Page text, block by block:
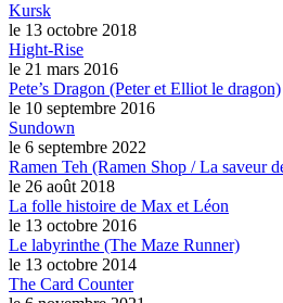
Kursk
le 13 octobre 2018
Hight-Rise
le 21 mars 2016
Pete’s Dragon (Peter et Elliot le dragon)
le 10 septembre 2016
Sundown
le 6 septembre 2022
Ramen Teh (Ramen Shop / La saveur
le 26 août 2018
La folle histoire de Max et Léon
le 13 octobre 2016
Le labyrinthe (The Maze Runner)
le 13 octobre 2014
The Card Counter